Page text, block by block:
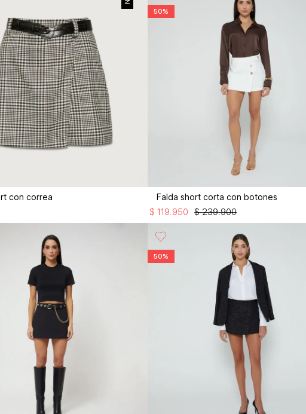
con correa
50%
Falda short corta con botones
$ 239.900
$ 119.950
50%